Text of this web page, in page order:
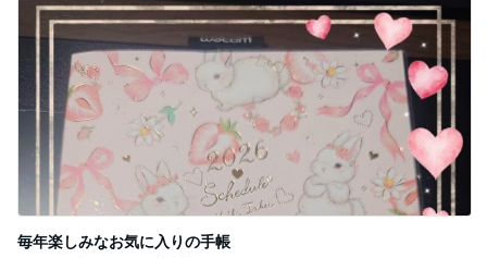
毎年楽しみなお気に入りの手帳